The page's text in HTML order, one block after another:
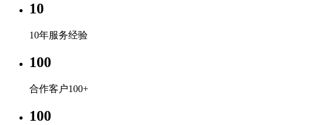
10
10年服务经验
100
合作客户100+
100